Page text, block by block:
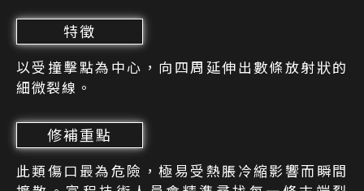
特徵
以受撞擊點為中心，向四周延伸出數條放射狀的
細微裂線。
修補重點
此類傷口最為危險，極易受熱脹冷縮影響而瞬間